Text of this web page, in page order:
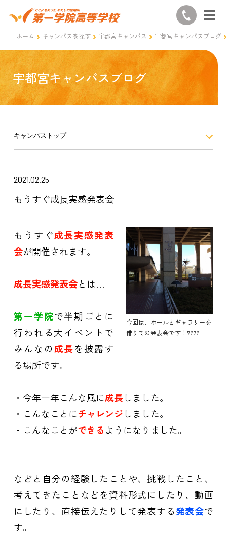
ホーム キャンパスを探す 宇都宮キャンパス 宇都宮キャンパスブログ
宇都宮キャンパスブログ
キャンパストップ
2021.02.25
もうすぐ成長実感発表会
今回は、ホールとギャラリーを
借りての発表会です！ﾜｸﾜｸ
もうすぐ成長実感発表
会が開催されます。
成長実感発表会とは…
第一学院で半期ごとに
行われる大イベントで
みんなの成長を披露す
る場所です。
・今年一年こんな風に成長しました。
・こんなことにチャレンジ しました。
・こんなことができる ようになりました。
などと自分の経験したことや、挑戦したこと、
考えてきたことなどを資料形式にしたり、動画
にしたり、直接伝えたりして発表する発表会で
す。